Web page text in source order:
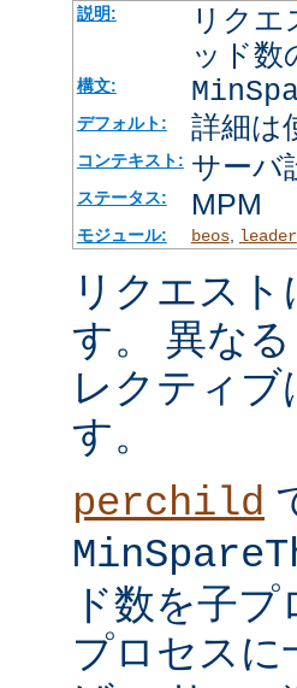
説明:
リク
ッド数
構文:
デフォルト: 詳細は
コンテキスト: サーバ
ステータス: MPM
モジュール: beos, leader,
リクエス
す。 異な
レクティ
す。
perchild
ド数を子
プロセス